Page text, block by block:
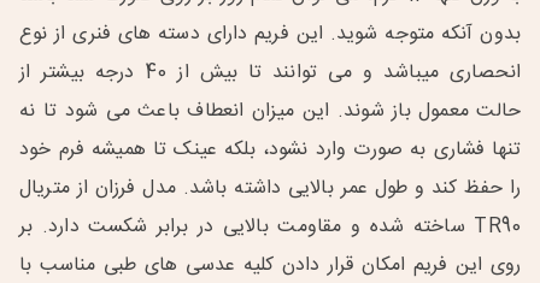
بدون آنکه متوجه شوید. این فریم دارای دسته های فنری از نوع
انحصاری میباشد و می توانند تا بیش از 40 درجه بیشتر از
حالت معمول باز شوند. این میزان انعطاف باعث می شود تا نه
تنها فشاری به صورت وارد نشود، بلکه عینک تا همیشه فرم خود
را حفظ کند و طول عمر بالایی داشته باشد. مدل فرزان از متریال
TR90 ساخته شده و مقاومت بالایی در برابر شکست دارد. بر
روی این فریم امکان قرار دادن کلیه عدسی های طبی مناسب با